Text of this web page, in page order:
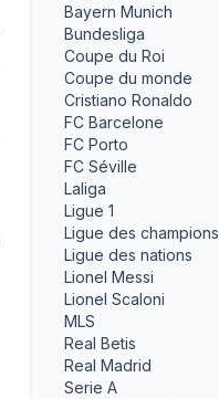
Bayern Munich
Bundesliga
Coupe du Roi
Coupe du monde
Cristiano Ronaldo
FC Barcelone
FC Porto
FC Séville
Laliga
Ligue 1
Ligue des champions
Ligue des nations
Lionel Messi
Lionel Scaloni
MLS
Real Betis
Real Madrid
Serie A